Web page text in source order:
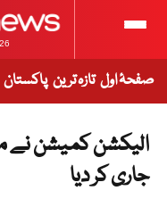
صفحۂ اول تازہ ترین پاکستان
الیکشن کمیشن نے
جاری کر دیا